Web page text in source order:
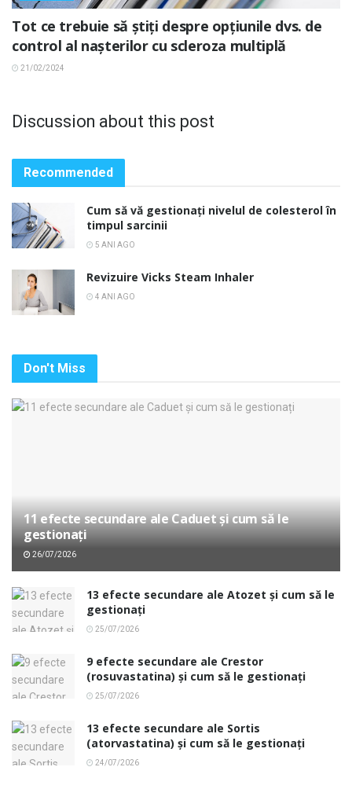
Tot ce trebuie să știți despre opțiunile dvs. de
control al nașterilor cu scleroza multiplă
21/02/2024
Discussion about this post
Recommended
Cum să vă gestionați nivelul de colesterol în
timpul sarcinii
5 ANI AGO
Revizuire Vicks Steam Inhaler
4 ANI AGO
Don't Miss
11 efecte secundare ale Caduet și cum să le
gestionați
26/07/2026
13 efecte secundare ale Atozet și cum să le
gestionați
25/07/2026
9 efecte secundare ale Crestor
(rosuvastatina) și cum să le gestionați
25/07/2026
13 efecte secundare ale Sortis
(atorvastatina) și cum să le gestionați
24/07/2026